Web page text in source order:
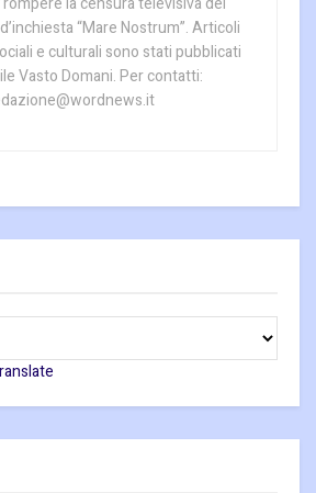
“Mare Nostrum”. Articoli
e culturali sono stati pubblicati
Vasto Domani. Per contatti: